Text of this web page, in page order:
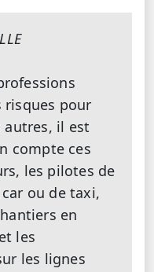
risques pour
autres, il est
compte ces
les pilotes de
ou de taxi,
en
les
les lignes